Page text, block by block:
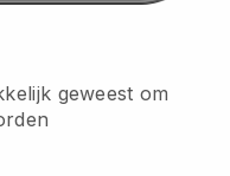
geweest om